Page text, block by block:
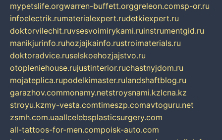
mypetslife.orgwarren-buffett.orggreleon.comsp-or.ru
infoelectrik.rumaterialexpert.rudetkiexpert.ru
doktorvilechit.ruvsesvoimirykami.ruinstrumentgid.ru
manikjurinfo.ruhozjajkainfo.rustroimaterials.ru
doktoradvice.ruselskoehozjajstvo.ru
otopleniehouse.rujustinterior.ruchastnyjdom.ru
mojateplica.rupodelkimaster.rulandshaftblog.ru
garazhov.commonamy.netstroysnami.kzlcna.kz
stroyu.kzmy-vesta.comtimeszp.comavtoguru.net
zsmh.com.uaallcelebsplasticsurgery.com
all-tattoos-for-men.compoisk-auto.com